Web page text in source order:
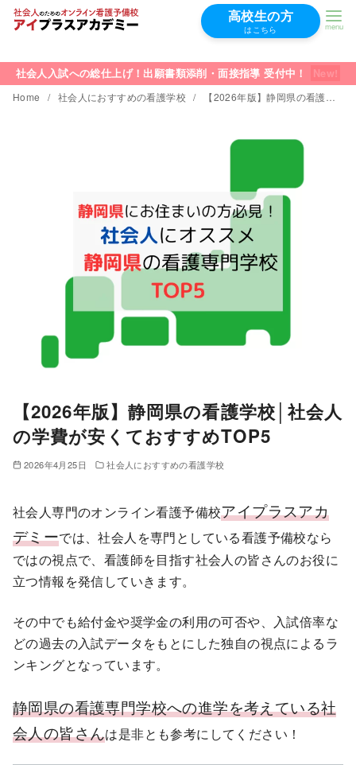
高校生の方
はこちら
社会人入試への総仕上げ！出願書類添削・面接指導 受付中！
Home 社会人におすすめの看護学校 【2026年版】静岡県の看護学校│社会人の学費が安くておすすめTOP5
【2026年版】静岡県の看護学校│社会人
の学費が安くておすすめTOP5
2026年4月25日 社会人におすすめの看護学校
社会人専門のオンライン看護予備校アイプラスアカ
デミーでは、社会人を専門としている看護予備校なら
ではの視点で、看護師を目指す社会人の皆さんのお役に
立つ情報を発信していきます。
その中でも給付金や奨学金の利用の可否や、入試倍率な
どの過去の入試データをもとにした独自の視点によるラ
ンキングとなっています。
静岡県の看護専門学校への進学を考えている社
会人の皆さんは是非とも参考にしてください！